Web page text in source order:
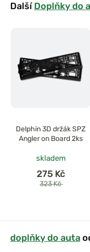
DalšíDoplňky do
Delphin 3D držák SPZ
Angler on Board 2ks
skladem
275 Kč
323 Kč
doplňky do auta